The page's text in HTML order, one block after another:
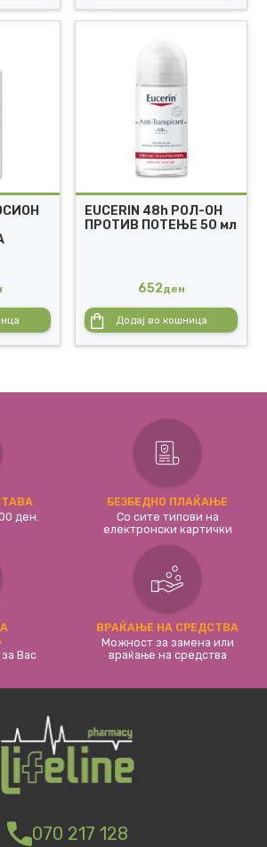
EUCERIN 48h РОЛ-ОН
ПРОТИВ ПОТЕЊЕ 50 мл
652ден
Додај во кошница
ден.
БЕЗБЕДНО ПЛАЌАЊЕ
Со сите типови на
електронски картички
Вас
ВРАЌАЊЕ НА СРЕДСТВА
Можност за замена или
враќање на средства
070 217 128